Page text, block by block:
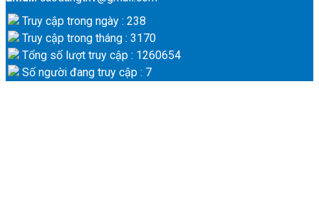
Truy cập trong ngày : 238
Truy cập trong tháng : 3170
Tổng số lượt truy cập : 1260654
Số người đang truy cập : 7